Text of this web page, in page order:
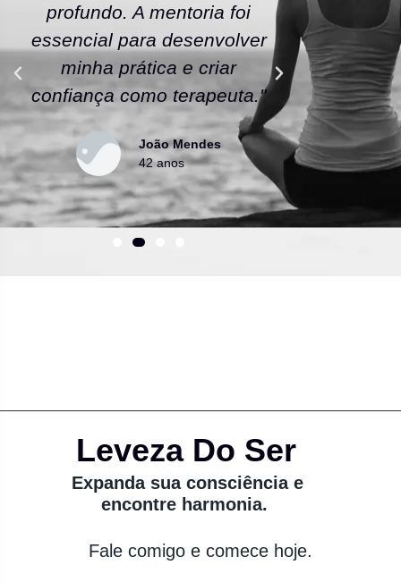
profundo. A mentoria foi
essencial para desenvolver
minha prática e criar
confiança como terapeuta."
João Mendes
42 anos
As
uma
Leveza Do Ser
Expanda sua consciência e
encontre harmonia.
Fale comigo e comece hoje.